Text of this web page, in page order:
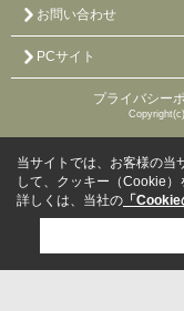
お問い合わせ
PCサイト
プライバシー
当サイトでは、お客様の当
して、クッキー（Cookie）
詳しくは、当社の 「